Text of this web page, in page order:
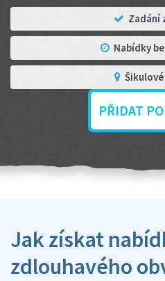
Zadání
Nabídky
PŘIDAT
Jak získat
zdlouhavého